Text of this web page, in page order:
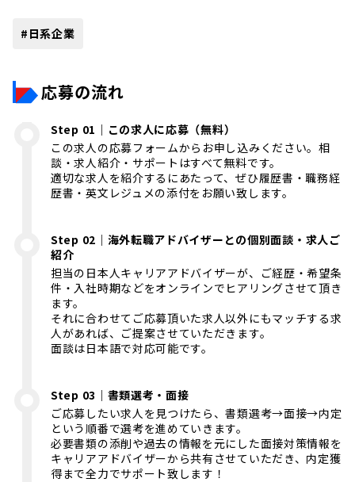
# 日系企業
応募の流れ
Step 01｜この求人に応募（無料）
この求人の応募フォームからお申し込みください。相
談・求人紹介・サポートはすべて無料です。
適切な求人を紹介するにあたって、ぜひ履歴書・職務経
歴書・英文レジュメの添付をお願い致します。
Step 02｜海外転職アドバイザーとの個別面談・求人ご
紹介
担当の日本人キャリアアドバイザーが、ご経歴・希望条
件・入社時期などをオンラインでヒアリングさせて頂き
ます。
それに合わせてご応募頂いた求人以外にもマッチする求
人があれば、ご提案させていただきます。
面談は日本語で対応可能です。
Step 03｜書類選考・面接
ご応募したい求人を見つけたら、書類選考→面接→内定
という順番で選考を進めていきます。
必要書類の添削や過去の情報を元にした面接対策情報を
キャリアアドバイザーから共有させていただき、内定獲
得まで全力でサポート致します！